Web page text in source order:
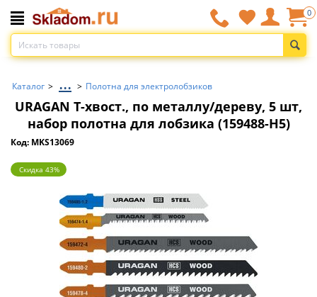
0
Каталог > ... > Полотна для электролобзиков
URAGAN T-хвост., по металлу/дереву, 5 шт,
набор полотна для лобзика (159488-H5)
Код: MKS13069
Скидка 43%